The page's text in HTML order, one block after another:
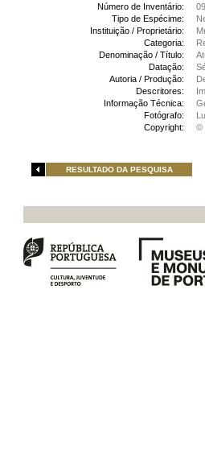
Número de Inventário:
Tipo de Espécime:
Instituição / Proprietário:
Categoria:
Denominação / Título:
Datação:
Autoria / Produção:
Descritores:
Informação Técnica:
Fotógrafo:
Copyright:
©
RESULTADO DA PESQUISA